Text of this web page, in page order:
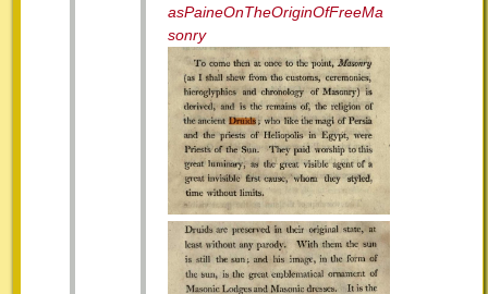
asPaineOnTheOriginOfFreeMa
sonry